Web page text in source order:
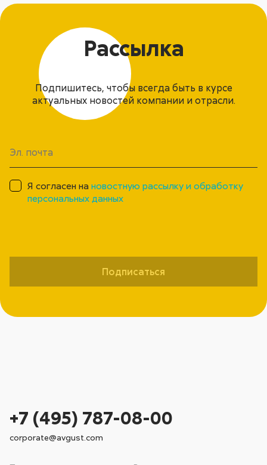
Рассылка
Подпишитесь, чтобы всегда быть в курсе
актуальных новостей компании и отрасли.
Я согласен нановостную рассылку и обработку
персональных данных
Подписаться
+7 (495) 787-08-00
corporate@avgust.com